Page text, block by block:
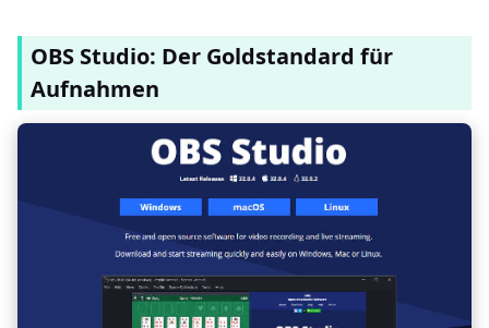
OBS Studio: Der Goldstandard für
Aufnahmen